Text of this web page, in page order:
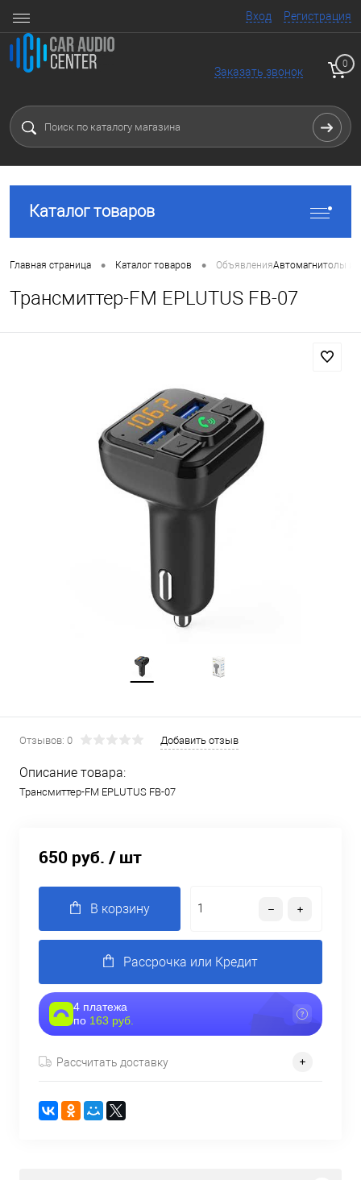
Вход Регистрация
Заказать звонок
0
Каталог товаров
Главная страница • Каталог товаров • ОбъявленияАвтомагнитолы и
Трансмиттер-FM EPLUTUS FB-07
Отзывов: 0 Добавить отзыв
Описание товара:
Трансмиттер-FM EPLUTUS FB-07
650 руб. / шт
В корзину
Рассрочка или Кредит
4 платежа
по 163 руб.
Рассчитать доставку